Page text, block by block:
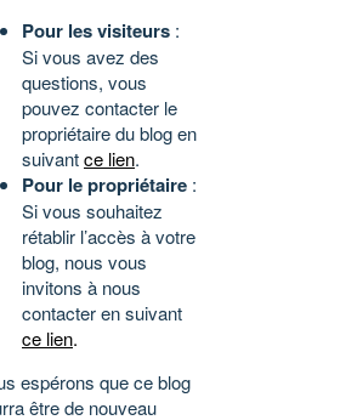
Pour les visiteurs :
Si vous avez des
questions, vous
pouvez contacter le
propriétaire du blog en
suivantce lien.
Pour le propriétaire :
Si vous souhaitez
rétablir l’accès à votre
blog, nous vous
invitons à nous
contacter en suivant
ce lien.
espérons que ce blog
être de nouveau